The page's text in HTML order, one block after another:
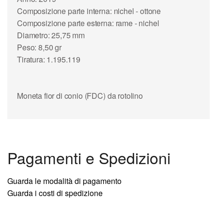
Composizione parte interna: nichel - ottone
Composizione parte esterna: rame - nichel
Diametro: 25,75 mm
Peso: 8,50 gr
Tiratura: 1.195.119
Moneta fior di conio (FDC) da rotolino
Pagamenti e Spedizioni
Guarda le modalità di pagamento
Guarda i costi di spedizione